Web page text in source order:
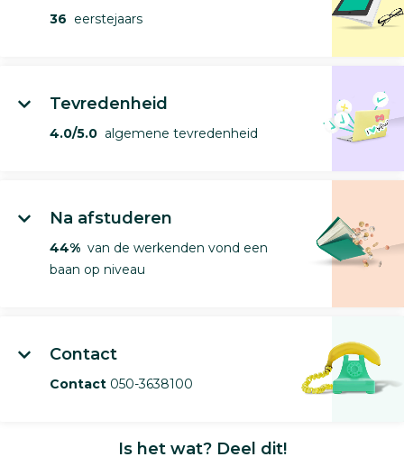
36 eerstejaars
Tevredenheid
4.0/5.0 algemene tevredenheid
Na afstuderen
44% van de werkenden vond een
baan op niveau
Contact
Contact 050-3638100
Is het wat? Deel dit!